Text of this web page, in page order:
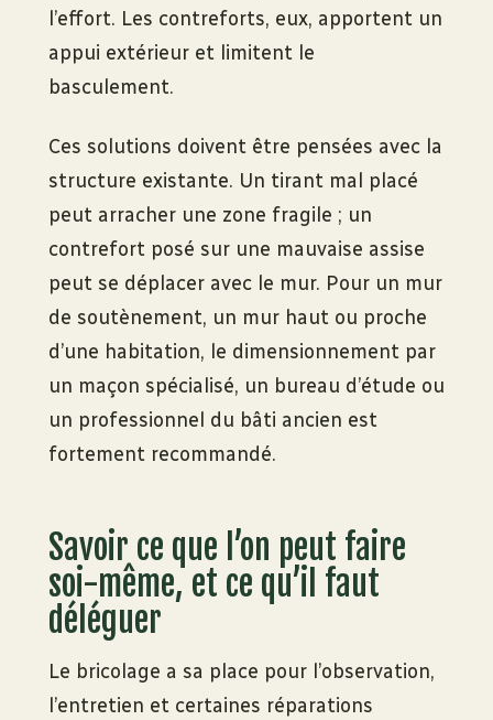
l’effort. Les contreforts, eux, apportent un
appui extérieur et limitent le
basculement.
Ces solutions doivent être pensées avec la
structure existante. Un tirant mal placé
peut arracher une zone fragile ; un
contrefort posé sur une mauvaise assise
peut se déplacer avec le mur. Pour un mur
de soutènement, un mur haut ou proche
d’une habitation, le dimensionnement par
un maçon spécialisé, un bureau d’étude ou
un professionnel du bâti ancien est
fortement recommandé.
Savoir ce que l’on peut faire
soi-même, et ce qu’il faut
déléguer
Le bricolage a sa place pour l’observation,
l’entretien et certaines réparations